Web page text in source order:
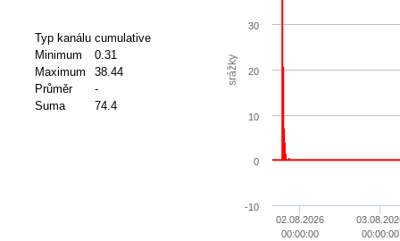
Typ kanálu cumulative
Minimum
0.31
Maximum
38.44
Průměr
-
Suma
74.4
srážky
02.08.2026
00:00:00
00:00:00
-10
0
10
20
30